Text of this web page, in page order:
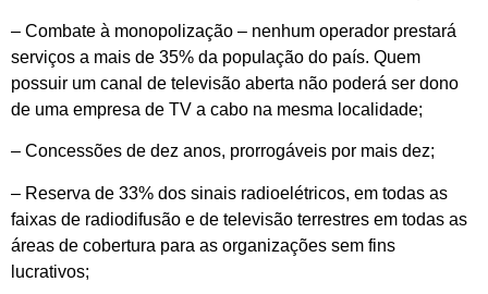
– Combate à monopolização – nenhum operador prestará
serviços a mais de 35% da população do país. Quem
possuir um canal de televisão aberta não poderá ser dono
de uma empresa de TV a cabo na mesma localidade;
– Concessões de dez anos, prorrogáveis por mais dez;
– Reserva de 33% dos sinais radioelétricos, em todas as
faixas de radiodifusão e de televisão terrestres em todas as
áreas de cobertura para as organizações sem fins
lucrativos;